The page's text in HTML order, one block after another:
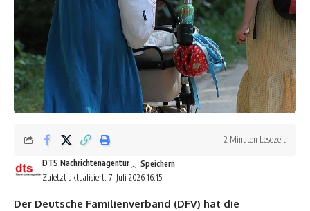
Zuletzt aktualisiert: 7. Juli 2026 16:15
DTS Nachrichtenagentur
2 Minuten Lesezeit
Der Deutsche Familienverband (DFV) hat die